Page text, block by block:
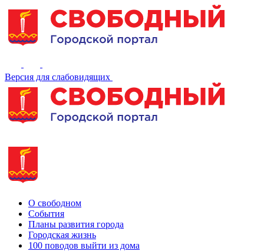
Версия для слабовидящих
О свободном
События
Планы развития города
Городская жизнь
100 поводов выйти из дома